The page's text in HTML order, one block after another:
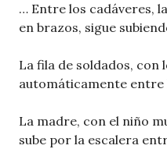
… Entre los cadáveres,
en brazos, sigue
La fila de soldados, con
automáticamente entre
La madre, con el niño
sube por la escalera